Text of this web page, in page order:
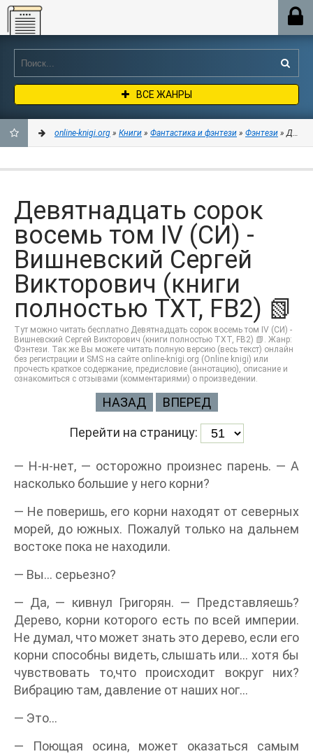
Online-knigi.org
ВСЕ ЖАНРЫ
ЗАКЛАДКИ
online-knigi.org » Книги » Фантастика и фэнтези » Фэнтези »
Девятнадцать сорок
восемь том IV (СИ) -
Вишневский Сергей
Викторович (книги
полностью TXT, FB2) 📗
Тут можно читать бесплатно Девятнадцать сорок восемь том IV (СИ) -
Вишневский Сергей Викторович (книги полностью TXT, FB2) 📗. Жанр:
Фэнтези. Так же Вы можете читать полную версию (весь текст) онлайн
без регистрации и SMS на сайте online-knigi.org (Online knigi) или
прочесть краткое содержание, предисловие (аннотацию), описание и
ознакомиться с отзывами (комментариями) о произведении.
НАЗАД ВПЕРЕД
Перейти на страницу:
— Н-н-нет, — осторожно произнес парень. — А
насколько большие у него корни?
— Не поверишь, его корни находят от северных
морей, до южных. Пожалуй только на дальнем
востоке пока не находили.
— Вы… серьезно?
— Да, — кивнул Григорян. — Представляешь?
Дерево, корни которого есть по всей империи.
Не думал, что может знать это дерево, если его
корни способны видеть, слышать или… хотя бы
чувствовать то,что происходит вокруг них?
Вибрацию там, давление от наших ног…
— Это…
— Поющая осина, может оказаться самым